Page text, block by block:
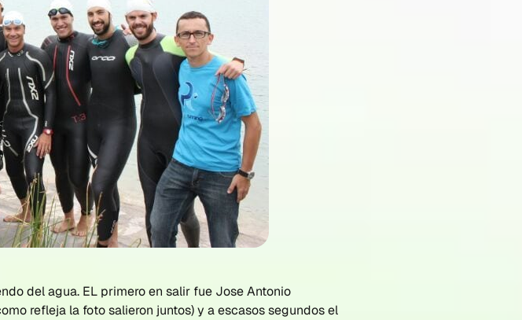
del agua. EL primero en salir fue Jose Antonio
refleja la foto salieron juntos) y a escasos segundos el